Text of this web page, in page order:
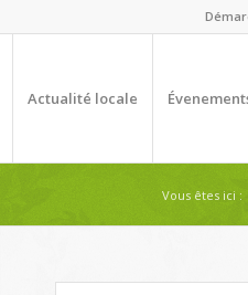
Actualité locale
Vous êtes ici :